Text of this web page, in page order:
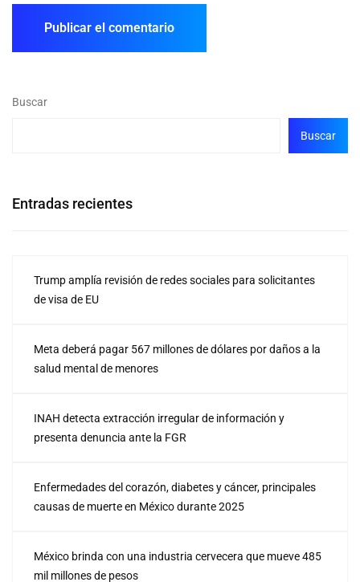
Buscar
Buscar
Entradas recientes
Trump amplía revisión de redes sociales para solicitantes
de visa de EU
Meta deberá pagar 567 millones de dólares por daños a la
salud mental de menores
INAH detecta extracción irregular de información y
presenta denuncia ante la FGR
Enfermedades del corazón, diabetes y cáncer, principales
causas de muerte en México durante 2025
México brinda con una industria cervecera que mueve 485
mil millones de pesos